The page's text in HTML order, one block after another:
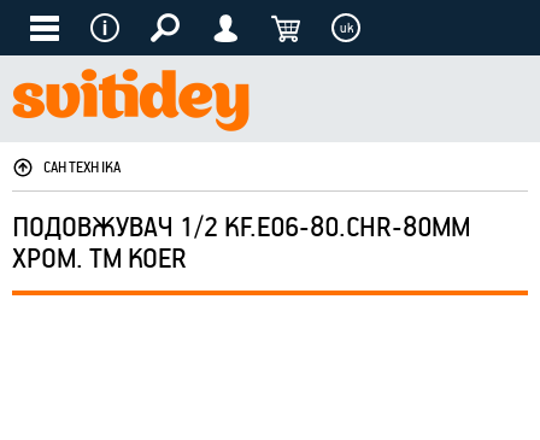
uk
САНТЕХНІКА
ПОДОВЖУВАЧ 1/2 KF.E06-80.CHR-80ММ
ХРОМ. ТМ KOER